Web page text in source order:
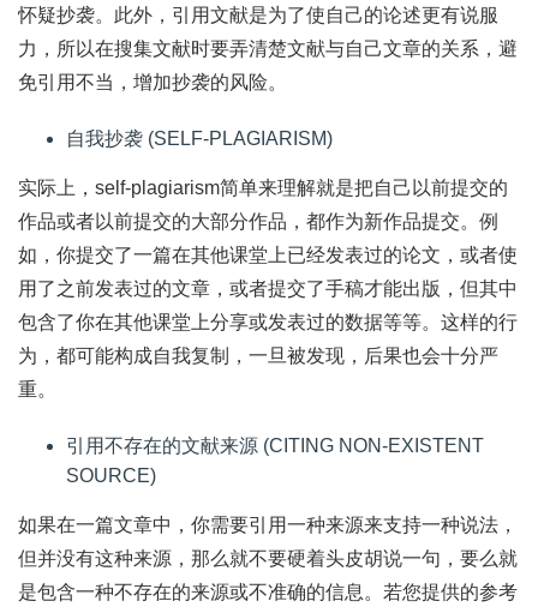
怀疑抄袭。此外，引用文献是为了使自己的论述更有说服
力，所以在搜集文献时要弄清楚文献与自己文章的关系，避
免引用不当，增加抄袭的风险。
自我抄袭 (SELF-PLAGIARISM)
实际上，self-plagiarism简单来理解就是把自己以前提交的
作品或者以前提交的大部分作品，都作为新作品提交。例
如，你提交了一篇在其他课堂上已经发表过的论文，或者使
用了之前发表过的文章，或者提交了手稿才能出版，但其中
包含了你在其他课堂上分享或发表过的数据等等。这样的行
为，都可能构成自我复制，一旦被发现，后果也会十分严
重。
引用不存在的文献来源 (CITING NON-EXISTENT
SOURCE)
如果在一篇文章中，你需要引用一种来源来支持一种说法，
但并没有这种来源，那么就不要硬着头皮胡说一句，要么就
是包含一种不存在的来源或不准确的信息。若您提供的参考